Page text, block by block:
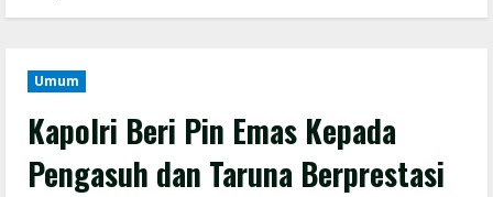
Umum
Kapolri Beri Pin Emas Kepada
Pengasuh dan Taruna Berprestasi